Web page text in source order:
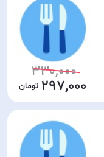
330,000
297,000